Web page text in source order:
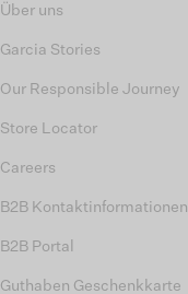
Über uns
Garcia Stories
Our Responsible Journey
Store Locator
Careers
B2B Kontaktinformationen
B2B Portal
Guthaben Geschenkkarte